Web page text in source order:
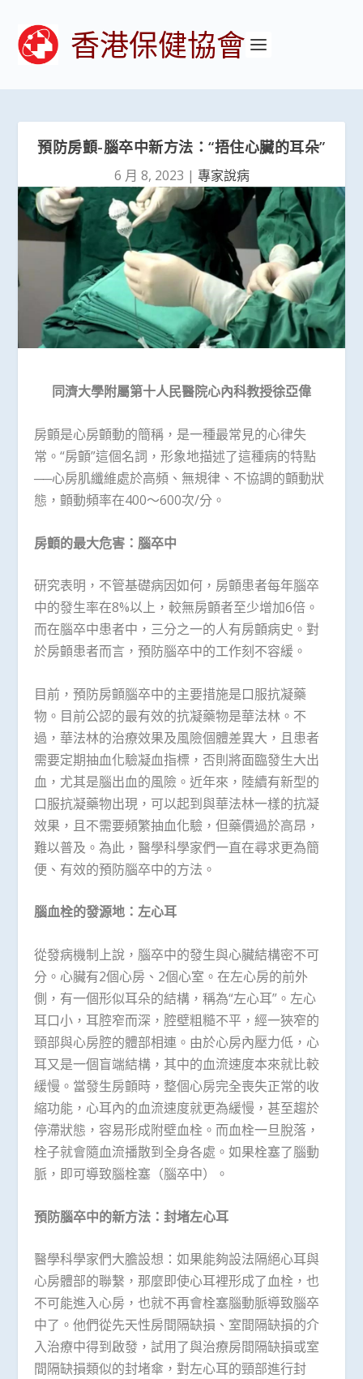
香港保健協會
預防房顫-腦卒中新方法：“捂住心臟的耳朵”
6 月 8, 2023 | 專家說病
同濟大學附屬第十人民醫院心內科教授徐亞偉
房顫是心房顫動的簡稱，是一種最常見的心律失
常。“房顫”這個名詞，形象地描述了這種病的特點
──心房肌纖維處於高頻、無規律、不協調的顫動狀
態，顫動頻率在400～600次/分。
房顫的最大危害：腦卒中
研究表明，不管基礎病因如何，房顫患者每年腦卒
中的發生率在8%以上，較無房顫者至少增加6倍。
而在腦卒中患者中，三分之一的人有房顫病史。對
於房顫患者而言，預防腦卒中的工作刻不容緩。
目前，預防房顫腦卒中的主要措施是口服抗凝藥
物。目前公認的最有效的抗凝藥物是華法林。不
過，華法林的治療效果及風險個體差異大，且患者
需要定期抽血化驗凝血指標，否則將面臨發生大出
血，尤其是腦出血的風險。近年來，陸續有新型的
口服抗凝藥物出現，可以起到與華法林一樣的抗凝
效果，且不需要頻繁抽血化驗，但藥價過於高昂，
難以普及。為此，醫學科學家們一直在尋求更為簡
便、有效的預防腦卒中的方法。
腦血栓的發源地：左心耳
從發病機制上說，腦卒中的發生與心臟結構密不可
分。心臟有2個心房、2個心室。在左心房的前外
側，有一個形似耳朵的結構，稱為“左心耳”。左心
耳口小，耳腔窄而深，腔壁粗糙不平，經一狹窄的
頸部與心房腔的體部相連。由於心房內壓力低，心
耳又是一個盲端結構，其中的血流速度本來就比較
緩慢。當發生房顫時，整個心房完全喪失正常的收
縮功能，心耳內的血流速度就更為緩慢，甚至趨於
停滯狀態，容易形成附壁血栓。而血栓一旦脫落，
栓子就會隨血流播散到全身各處。如果栓塞了腦動
脈，即可導致腦栓塞（腦卒中）。
預防腦卒中的新方法：封堵左心耳
醫學科學家們大膽設想：如果能夠設法隔絕心耳與
心房體部的聯繫，那麼即使心耳裡形成了血栓，也
不可能進入心房，也就不再會栓塞腦動脈導致腦卒
中了。他們從先天性房間隔缺損、室間隔缺損的介
入治療中得到啟發，試用了與治療房間隔缺損或室
間隔缺損類似的封堵傘，對左心耳的頸部進行封